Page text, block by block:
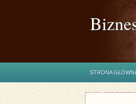
STRONA